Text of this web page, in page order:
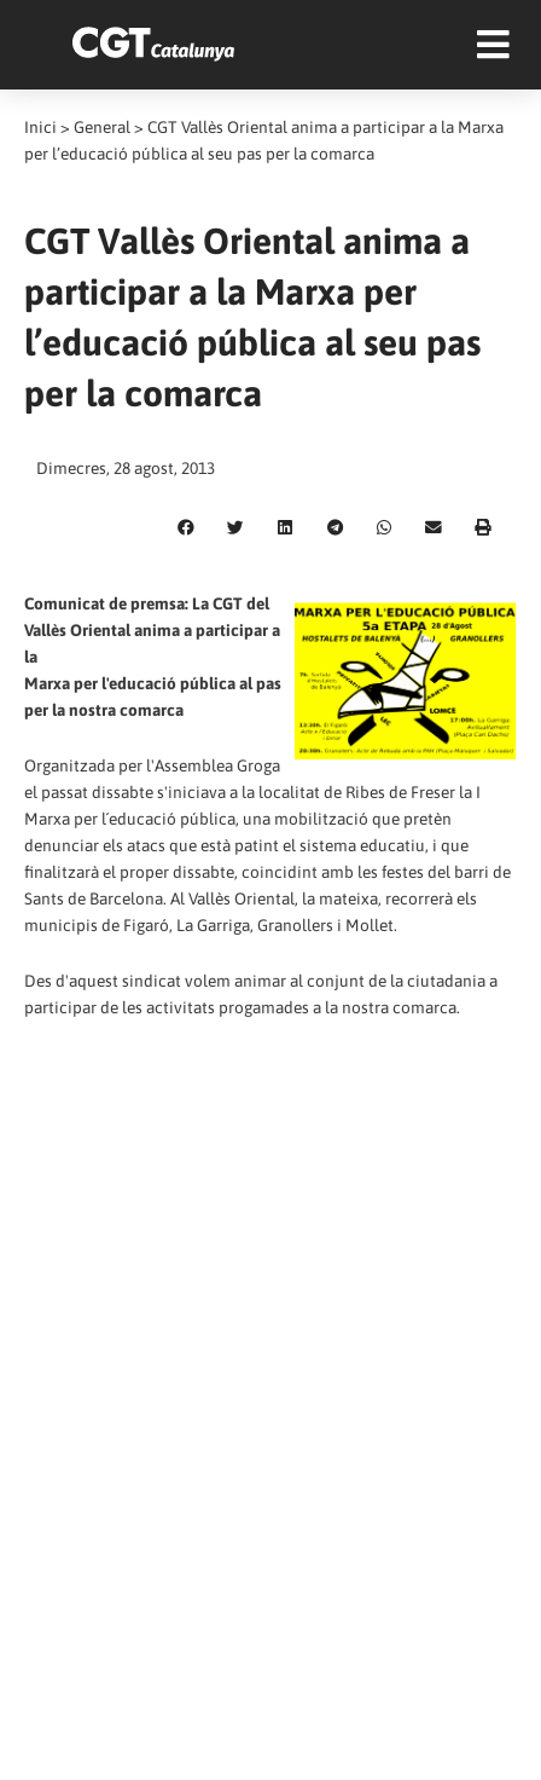
Inici > General > CGT Vallès Oriental anima a participar a la Marxa
per l’educació pública al seu pas per la comarca
CGT Vallès Oriental anima a
participar a la Marxa per
l’educació pública al seu pas
per la comarca
Dimecres, 28 agost, 2013
Comunicat de premsa: La CGT del
Vallès Oriental anima a participar a
la
Marxa per l'educació pública al pas
per la nostra comarca
Organitzada per l'Assemblea Groga
el passat dissabte s'iniciava a la localitat de Ribes de Freser la I
Marxa per l´educació pública, una mobilització que pretèn
denunciar els atacs que està patint el sistema educatiu, i que
finalitzarà el proper dissabte, coincidint amb les festes del barri de
Sants de Barcelona. Al Vallès Oriental, la mateixa, recorrerà els
municipis de Figaró, La Garriga, Granollers i Mollet.
Des d'aquest sindicat volem animar al conjunt de la ciutadania a
participar de les activitats progamades a la nostra comarca.